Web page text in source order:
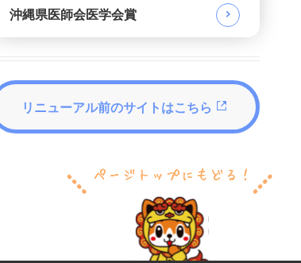
沖縄県医師会医学会賞
リニューアル前のサイトはこちら